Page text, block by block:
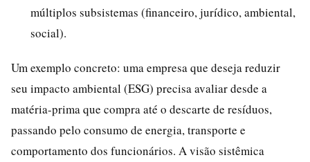
múltiplos subsistemas (financeiro, jurídico, ambiental,
social).
Um exemplo concreto: uma empresa que deseja reduzir
seu impacto ambiental (ESG) precisa avaliar desde a
matéria-prima que compra até o descarte de resíduos,
passando pelo consumo de energia, transporte e
comportamento dos funcionários. A visão sistêmica